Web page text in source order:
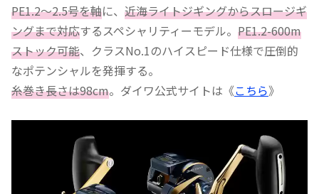
PE1.2～2.5号を軸に、 近海ライトジギングからスロージギ
ングまで対応するスペシャリティーモデル。 PE1.2-600m
ストック可能、クラスNo.1のハイスピード仕様で圧倒的
なポテンシャルを発揮する。
糸巻き長さは98cm。ダイワ公式サイトは《こちら》